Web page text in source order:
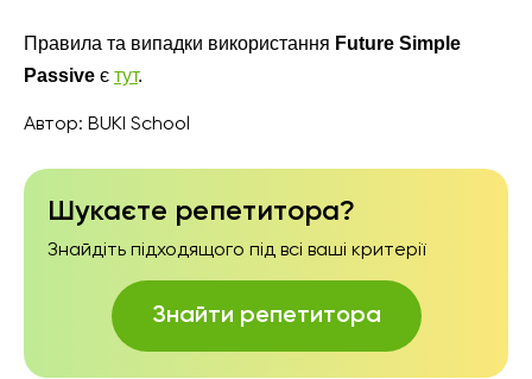
Правила та випадки використання Future Simple
Passive є тут.
Автор: BUKI School
Шукаєте репетитора?
Знайдіть підходящого під всі ваші критерії
Знайти репетитора